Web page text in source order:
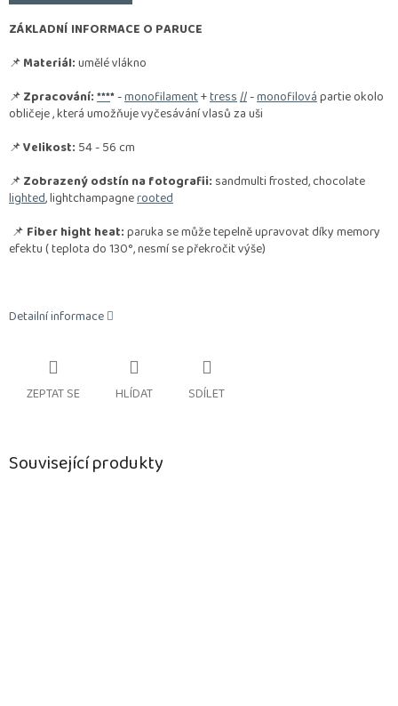
ZÁKLADNÍ INFORMACE O PARUCE
📌Materiál:umělé vlákno
📌Zpracování:****-monofilament+tress//-monofilovápartie okolo
obličeje , která umožňuje vyčesávání vlasů za uši
📌Velikost: 54 - 56 cm
📌Zobrazený odstín na fotografii: sandmulti frosted, chocolate
lighted, lightchampagnerooted
📌 Fiber hight heat:paruka se může tepelně upravovat díky memory
efektu ( teplota do 130°, nesmí se překročit výše)
Detailní informace
ZEPTAT SE HLÍDAT SDÍLET
Související produkty